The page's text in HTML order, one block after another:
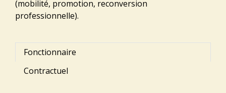
(mobilité, promotion, reconversion
professionnelle).
Fonctionnaire
Contractuel